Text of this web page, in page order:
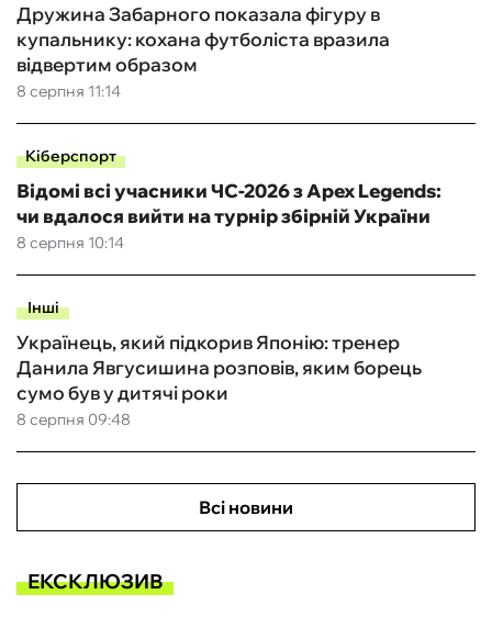
8 серпня 11:14
Дружина Забарного показала фігуру в
купальнику: кохана футболіста вразила
відвертим образом
Кіберспорт
8 серпня 10:14
Відомі всі учасники ЧС-2026 з Apex Legends:
чи вдалося вийти на турнір збірній України
Інші
8 серпня 09:48
Українець, який підкорив Японію: тренер
Данила Явгусишина розповів, яким борець
сумо був у дитячі роки
Всі новини
ЕКСКЛЮЗИВ